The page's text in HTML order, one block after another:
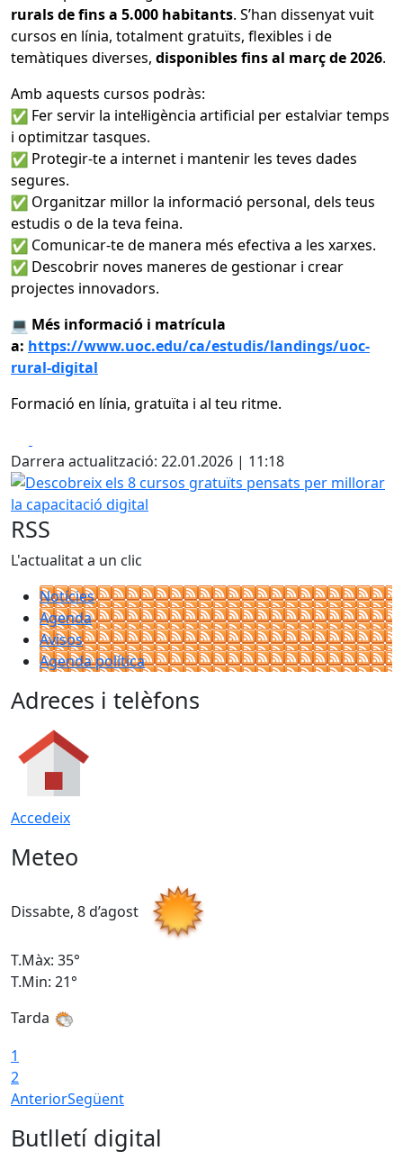
rurals de fins a 5.000 habitants. S’han dissenyat vuit
cursos en línia, totalment gratuïts, flexibles i de
temàtiques diverses, disponibles fins al març de 2026.
Amb aquests cursos podràs:
Fer servir la intel·ligència artificial per estalviar temps
i optimitzar tasques.
Protegir-te a internet i mantenir les teves dades
segures.
Organitzar millor la informació personal, dels teus
estudis o de la teva feina.
Comunicar-te de manera més efectiva a les xarxes.
Descobrir noves maneres de gestionar i crear
projectes innovadors.
Més informació i matrícula
a: https://www.uoc.edu/ca/estudis/landings/uoc-
rural-digital
Formació en línia, gratuïta i al teu ritme.
Darrera actualització: 22.01.2026 | 11:18
Descobreix els 8 cursos gratuïts pensats per millorar la
RSS
L'actualitat a un clic
Notícies
Agenda
Avisos
Agenda política
Adreces i telèfons
Accedeix
Meteo
Dissabte, 8 d’agost
T.Màx: 35°
T.Min: 21°
Tarda
1
2
AnteriorSegüent
Butlletí digital